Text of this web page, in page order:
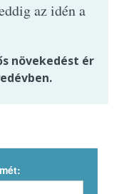
az idén a
növekedést ér